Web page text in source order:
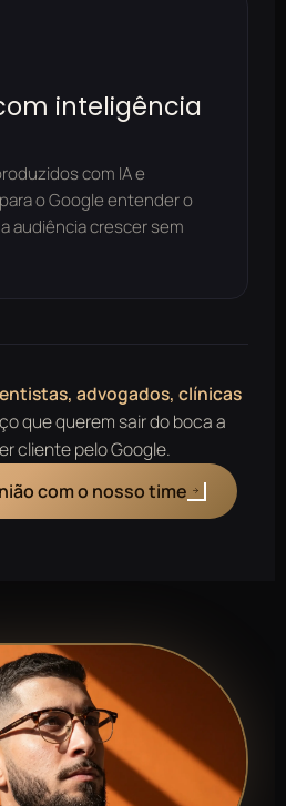
inteligência
com IA e
o Google entender o
audiência crescer sem
advogados, clínicas
que querem sair do boca a
cliente pelo Google.
com o nosso time